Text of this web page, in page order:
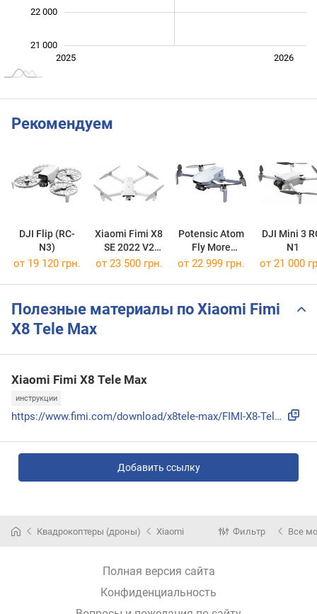
21 000
22 000
L
Июль
2027 2026
2025
Рекомендуем
DJI Flip (RC-
N3)
Xiaomi Fimi X8
SE 2022 V2
Combo
Potensic Atom
Fly More
Combo
DJI Mini 3
N1
от 19 120 грн. от 23 500 грн. от 22 999 грн. от 21 000
Полезные материалы по Xiaomi Fimi
X8 Tele Max
Xiaomi Fimi X8 Tele Max
инструкции
https://www.fimi.com/download/x8tele-max/FIMI-X8-Tele-Max-U...
Добавить ссылку
Квадрокоптеры (дроны) Xiaomi Фильтр Все
Полная версия сайта
Конфиденциальность